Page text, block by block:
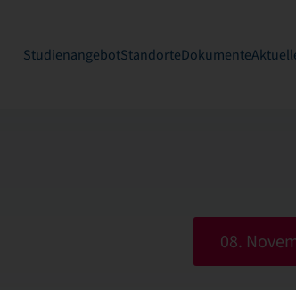
StudienangebotStandorteDokumente
08.